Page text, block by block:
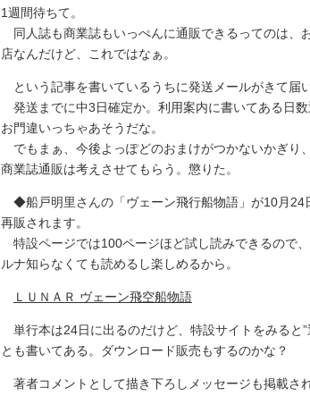
1週間待ちて。
同人誌も商業誌もいっぺんに通販できるってのは、
店なんだけど、これではなぁ。
という記事を書いているうちに発送メールがきて届い
発送までに中3日確定か。利用案内に書いてある日
お門違いっちゃあそうだな。
でもまぁ、今後よっぽどのおまけがつかないかぎり
商業誌通販は考えさせてもらう。懲りた。
◆船戸明里さんの「ヴェーン飛行船物語」が10月24
再販されます。
特設ページでは100ページほど試し読みできるので、
ルナ知らなくても読めるし楽しめるから。
ＬＵＮＡＲ ヴェーン飛空船物語
単行本は24日に出るのだけど、特設サイトをみると”
とも書いてある。ダウンロード販売もするのかな？
著者コメントとして描き下ろしメッセージも掲載さ